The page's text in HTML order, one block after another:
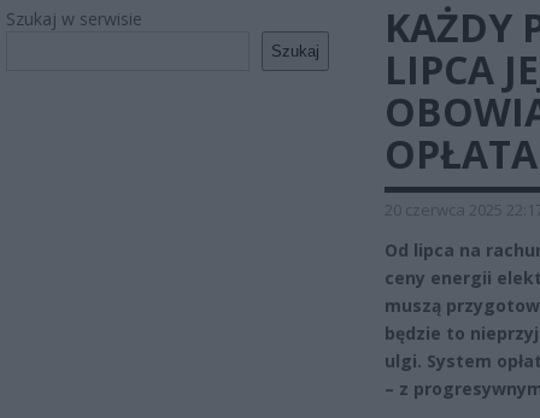
Szukaj w serwisie
Szukaj
KAŻDY
LIPCA
OPŁATA
20 czerwca 2025
Od lipca na
ceny energii
muszą
będzie to
ulgi. System
– z